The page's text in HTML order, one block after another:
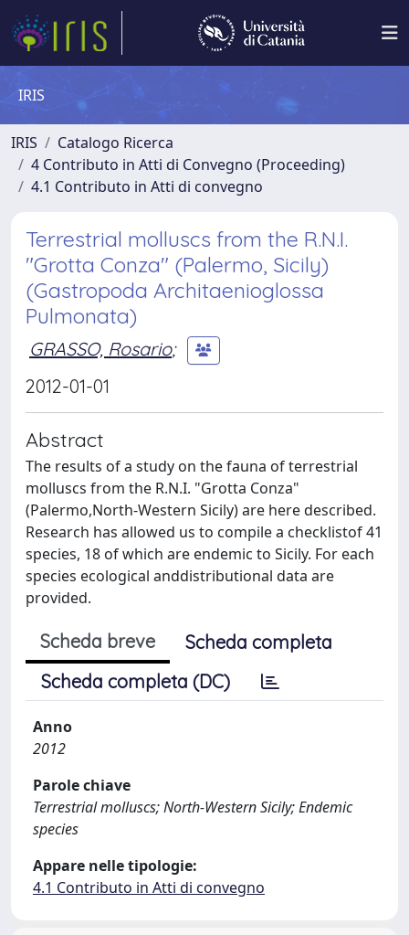
IRIS
IRIS
Catalogo Ricerca
4 Contributo in Atti di Convegno (Proceeding)
4.1 Contributo in Atti di convegno
Terrestrial molluscs from the R.N.I.
"Grotta Conza" (Palermo, Sicily)
(Gastropoda Architaenioglossa
Pulmonata)
GRASSO, Rosario;
2012-01-01
Abstract
The results of a study on the fauna of terrestrial
molluscs from the R.N.I. "Grotta Conza"
(Palermo,North-Western Sicily) are here described.
Research has allowed us to compile a checklistof 41
species, 18 of which are endemic to Sicily. For each
species ecological anddistributional data are
provided.
Scheda breve
Scheda completa
Scheda completa (DC)
Anno
2012
Parole chiave
Terrestrial molluscs; North-Western Sicily; Endemic
species
Appare nelle tipologie:
4.1 Contributo in Atti di convegno